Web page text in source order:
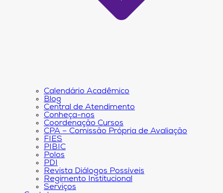
Calendário Acadêmico
Blog
Central de Atendimento
Conheça-nos
Coordenação Cursos
CPA – Comissão Própria de Avaliação
FIES
PIBIC
Polos
PDI
Revista Diálogos Possíveis
Regimento Institucional
Serviços